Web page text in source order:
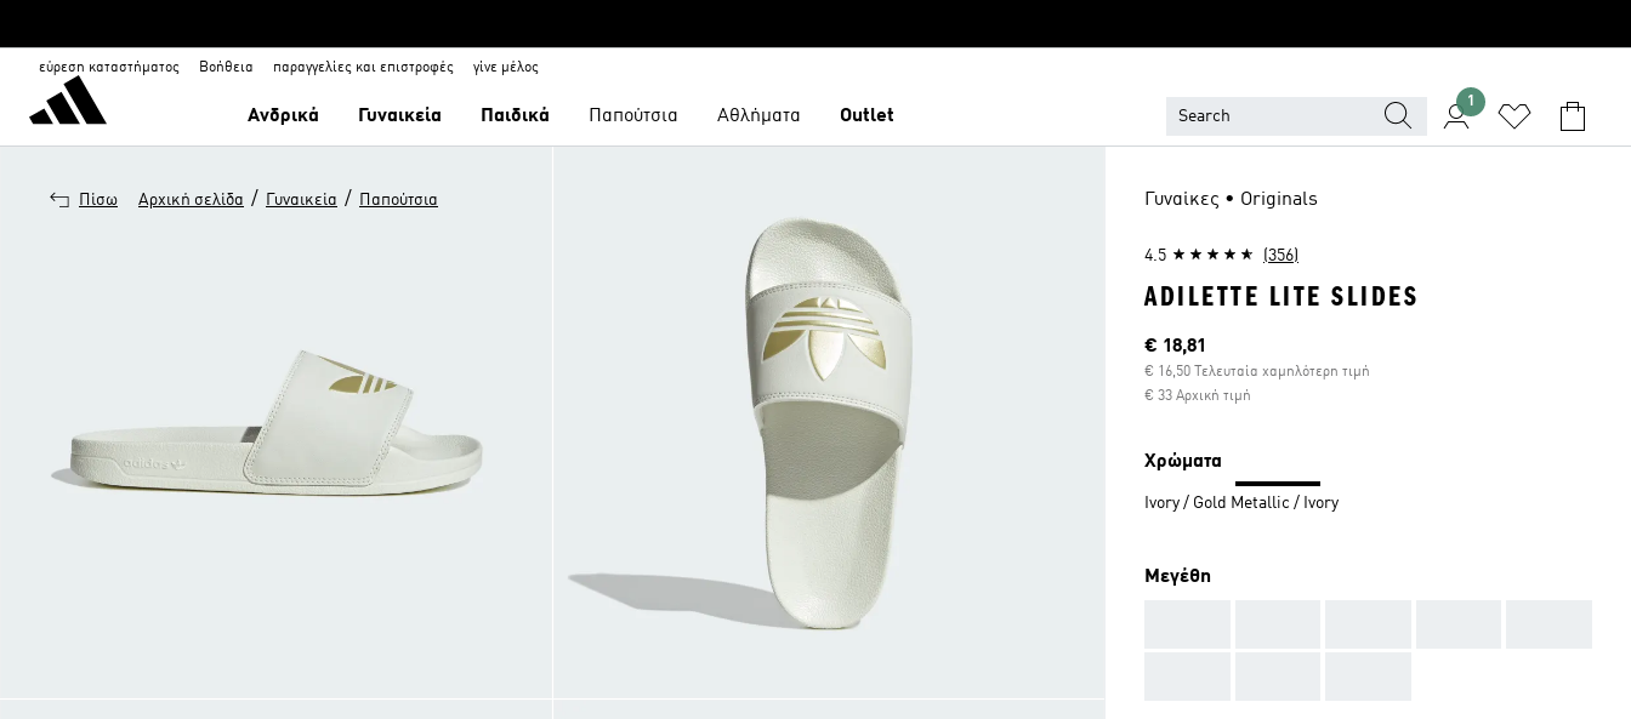
εύρεση καταστήματος Βοήθεια παραγγελίες και επιστροφές γίνε μέλος
Ανδρικά Γυναικεία Παιδικά Παπούτσια Αθλήματα Outlet
1
Πίσω Αρχική σελίδα / Γυναικεία / Παπούτσια Γυναίκες • Originals
4.5 (356)
ADILETTE LITE SLIDES
Τρέχουσα τιμή
€ 18,81
€ 16,50 Τελευταία χαμηλότερη τιμή
€ 33 Αρχική τιμή
Χρώματα
Ivory / Gold Metallic / Ivory
Μεγέθη